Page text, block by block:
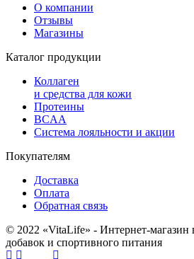
О компании
Отзывы
Магазины
Каталог продукции
Коллаген
и средства для кожи
Протеины
BCAA
Система лояльности и акции
Покупателям
Доставка
Оплата
Обратная связь
© 2022 «VitaLife» - Интернет-магазин
добавок и спортивного питания